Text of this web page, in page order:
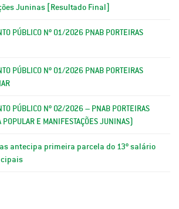
Juninas [Resultado Final]
PÚBLICO Nº 01/2026 PNAB PORTEIRAS
PÚBLICO Nº 01/2026 PNAB PORTEIRAS
PÚBLICO Nº 02/2026 – PNAB PORTEIRAS
POPULAR E MANIFESTAÇÕES JUNINAS)
antecipa primeira parcela do 13º salário